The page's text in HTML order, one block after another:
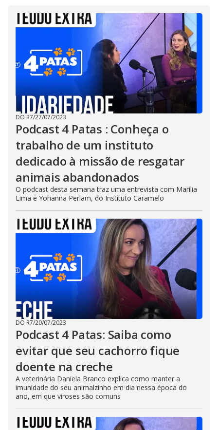
DO R7/27/07/2023
Podcast 4 Patas : Conheça o
trabalho de um instituto
dedicado à missão de resgatar
animais abandonados
O podcast desta semana traz uma entrevista com Marília
Lima e Yohanna Perlam, do Instituto Caramelo
DO R7/20/07/2023
Podcast 4 Patas: Saiba como
evitar que seu cachorro fique
doente na creche
A veterinária Daniela Branco explica como manter a
imunidade do seu animalzinho em dia nessa época do
ano, em que viroses são comuns